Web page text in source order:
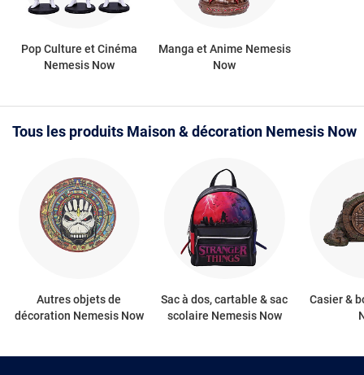
Pop Culture et Cinéma
Nemesis Now
Manga et Anime Nemesis
Now
Tous les produits Maison & décoration Nemesis Now
Autres objets de
décoration Nemesis Now
Sac à dos, cartable & sac
scolaire Nemesis Now
Casier &